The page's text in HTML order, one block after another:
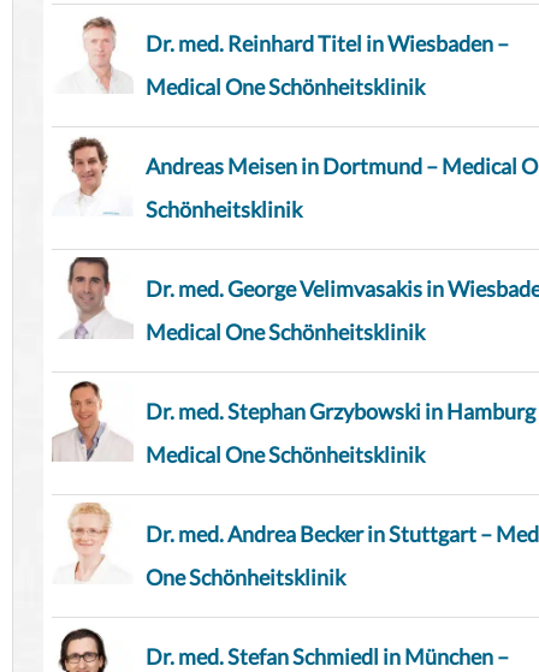
Dr. med. Reinhard Titel in Wiesbaden –
Medical One Schönheitsklinik
Andreas Meisen in Dortmund – Medical
Schönheitsklinik
Dr. med. George Velimvasakis in
Medical One Schönheitsklinik
Dr. med. Stephan Grzybowski in Hamburg
Medical One Schönheitsklinik
Dr. med. Andrea Becker in Stuttgart –
One Schönheitsklinik
Dr. med. Stefan Schmiedl in München –